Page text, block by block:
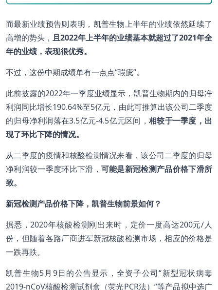
而最新业绩预告则表明，凯普生物上半年的业绩依然延续了
高增的势头， 且2022年上半年的业绩基本就超过了2021年全
年的业绩，表现很优秀。
不过，这份中期成绩单有一点点“瑕疵”。
此前披露的2022年一季度业绩显示，凯普生物期内的归母净
利润同比增长190.64%至5亿元，由此可推算出该公司二季度
的归母净利润落在3.5亿元-4.5亿元区间， 相较于一季度，出
现了环比下降的情况。
从二季度的疫情和核酸检测情况来看，该公司二季度的归母
净利润较一季度环比下滑， 可能是新冠检测产品价格下滑所
致。
新冠检测产品价格下降，凯普生物前景如何？
据悉，2020年核酸检测刚出来时，定价一度高达200元/人
份，但随着各路厂商进军新冠核酸检测市场，相应的价格是
一跌再跌。
凯普生物5月9日的公告显示，全资子公司“新型冠状病毒
2019-nCoV核酸检测试剂盒（荧光PCR法）”等产品拟中选广